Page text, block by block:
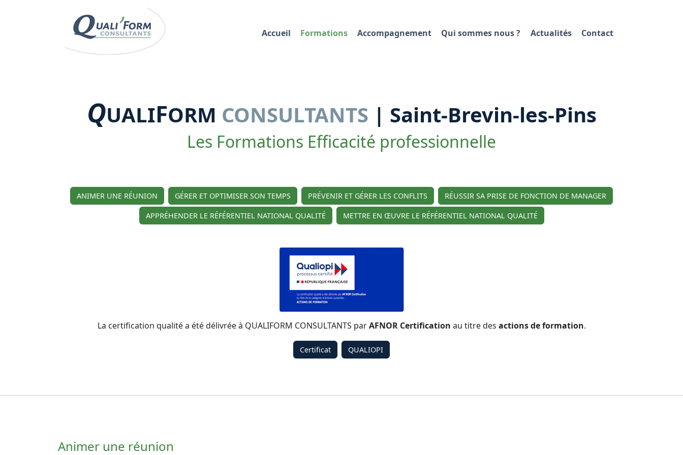
Accueil Formations Accompagnement Qui sommes nous ? Actualités Contact
QUALIFORM CONSULTANTS | Saint-Brevin-les-Pins
Les Formations Efficacité professionnelle
ANIMER UNE RÉUNION GÉRER ET OPTIMISER SON TEMPS PRÉVENIR ET GÉRER LES CONFLITS RÉUSSIR SA PRISE DE FONCTION DE MANAGER
APPRÉHENDER LE RÉFÉRENTIEL NATIONAL QUALITÉ METTRE EN ŒUVRE LE RÉFÉRENTIEL NATIONAL QUALITÉ
La certification qualité a été délivrée à QUALIFORM CONSULTANTS parAFNOR Certification au titre des actions de formation.
Certificat QUALIOPI
Animer une réunion